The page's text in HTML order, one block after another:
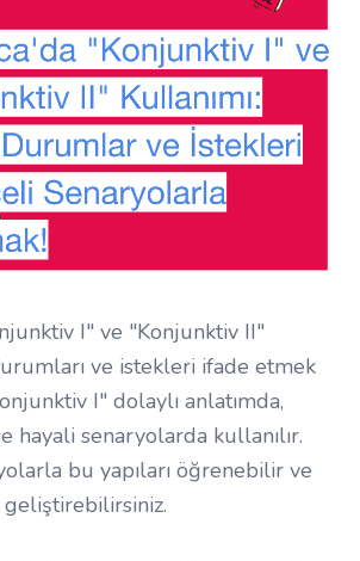
I" ve "Konjunktiv II"
ve istekleri ifade etmek
I" dolaylı anlatımda,
hayali senaryolarda kullanılır.
bu yapıları öğrenebilir ve